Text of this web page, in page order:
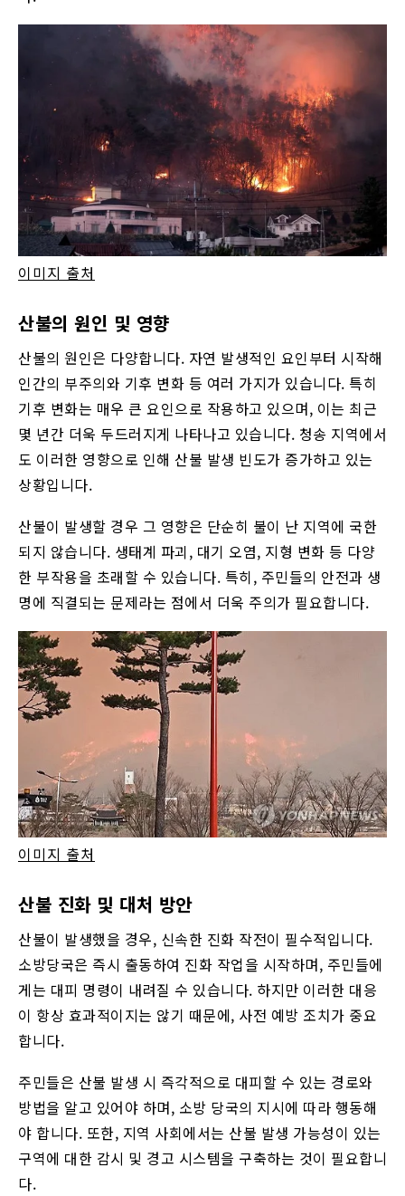
이미지 출처
산불의 원인 및 영향
산불의 원인은 다양합니다. 자연 발생적인 요인부터 시작해
인간의 부주의와 기후 변화 등 여러 가지가 있습니다. 특히
기후 변화는 매우 큰 요인으로 작용하고 있으며, 이는 최근
몇 년간 더욱 두드러지게 나타나고 있습니다. 청송 지역에서
도 이러한 영향으로 인해 산불 발생 빈도가 증가하고 있는
상황입니다.
산불이 발생할 경우 그 영향은 단순히 불이 난 지역에 국한
되지 않습니다. 생태계 파괴, 대기 오염, 지형 변화 등 다양
한 부작용을 초래할 수 있습니다. 특히, 주민들의 안전과 생
명에 직결되는 문제라는 점에서 더욱 주의가 필요합니다.
이미지 출처
산불 진화 및 대처 방안
산불이 발생했을 경우, 신속한 진화 작전이 필수적입니다.
소방당국은 즉시 출동하여 진화 작업을 시작하며, 주민들에
게는 대피 명령이 내려질 수 있습니다. 하지만 이러한 대응
이 항상 효과적이지는 않기 때문에, 사전 예방 조치가 중요
합니다.
주민들은 산불 발생 시 즉각적으로 대피할 수 있는 경로와
방법을 알고 있어야 하며, 소방 당국의 지시에 따라 행동해
야 합니다. 또한, 지역 사회에서는 산불 발생 가능성이 있는
구역에 대한 감시 및 경고 시스템을 구축하는 것이 필요합니
다.